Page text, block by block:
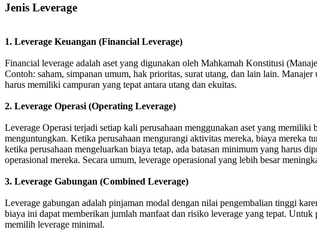
Jenis Leverage
1. Leverage Keuangan (Financial Leverage)
Financial leverage adalah aset yang digunakan oleh Mahkamah Konstitusi
Contoh: saham, simpanan umum, hak prioritas, surat utang, dan lain lain.
harus memiliki campuran yang tepat antara utang dan ekuitas.
2. Leverage Operasi (Operating Leverage)
Leverage Operasi terjadi setiap kali perusahaan menggunakan aset yang
menguntungkan. Ketika perusahaan mengurangi aktivitas mereka, biaya mereka
ketika perusahaan mengeluarkan biaya tetap, ada batasan minimum yang harus
operasional mereka. Secara umum, leverage operasional yang lebih besar
3. Leverage Gabungan (Combined Leverage)
Leverage gabungan adalah pinjaman modal dengan nilai pengembalian tinggi
biaya ini dapat memberikan jumlah manfaat dan risiko leverage yang tepat.
memilih leverage minimal.